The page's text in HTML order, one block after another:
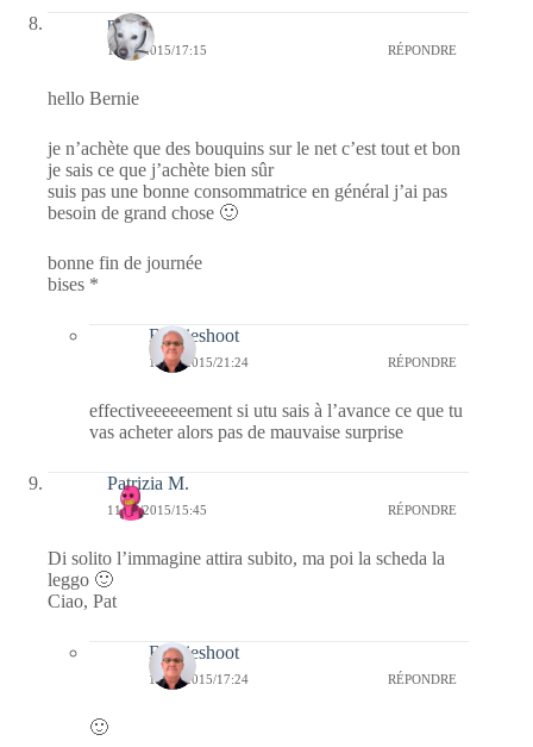
nays
11/06/2015/17:15 RÉPONDRE
hello Bernie
je n’achète que des bouquins sur le net c’est tout et bon
je sais ce que j’achète bien sûr
suis pas une bonne consommatrice en général j’ai pas
besoin de grand chose 🙂
bonne fin de journée
bises *
Bernieshoot
11/06/2015/21:24 RÉPONDRE
effectiveeeeeement si utu sais à l’avance ce que tu
vas acheter alors pas de mauvaise surprise
Patrizia M.
11/06/2015/15:45 RÉPONDRE
Di solito l’immagine attira subito, ma poi la scheda la
leggo 🙂
Ciao, Pat
Bernieshoot
11/06/2015/17:24 RÉPONDRE
🙂